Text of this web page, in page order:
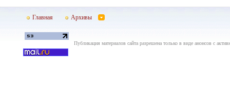
Главная Архивы
Публикация материалов сайта разрешена только в виде анонсов с